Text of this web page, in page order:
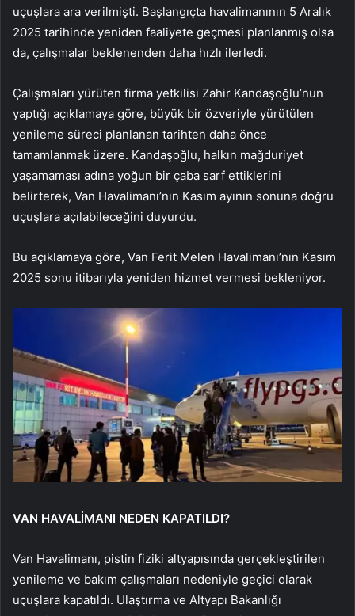
uçuşlara ara verilmişti. Başlangıçta havalimanının 5 Aralık
2025 tarihinde yeniden faaliyete geçmesi planlanmış olsa
da, çalışmalar beklenenden daha hızlı ilerledi.
Çalışmaları yürüten firma yetkilisi Zahir Kandaşoğlu’nun
yaptığı açıklamaya göre, büyük bir özveriyle yürütülen
yenileme süreci planlanan tarihten daha önce
tamamlanmak üzere. Kandaşoğlu, halkın mağduriyet
yaşamaması adına yoğun bir çaba sarf ettiklerini
belirterek, Van Havalimanı’nın Kasım ayının sonuna doğru
uçuşlara açılabileceğini duyurdu.
Bu açıklamaya göre, Van Ferit Melen Havalimanı’nın Kasım
2025 sonu itibarıyla yeniden hizmet vermesi bekleniyor.
VAN HAVALİMANI NEDEN KAPATILDI?
Van Havalimanı, pistin fiziki altyapısında gerçekleştirilen
yenileme ve bakım çalışmaları nedeniyle geçici olarak
uçuşlara kapatıldı. Ulaştırma ve Altyapı Bakanlığı